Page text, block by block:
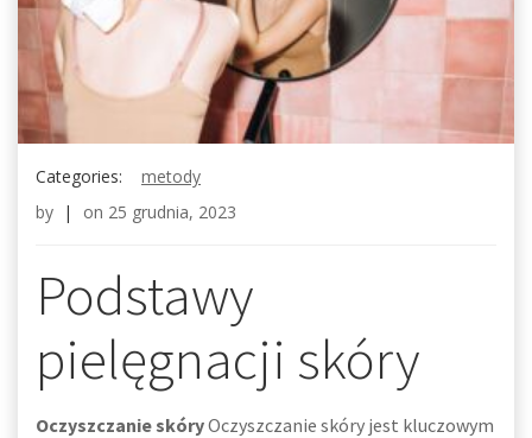
Categories:
metody
by | on 25 grudnia, 2023
Podstawy
pielęgnacji skóry
Oczyszczanie skóryOczyszczanie skóry jest kluczowym